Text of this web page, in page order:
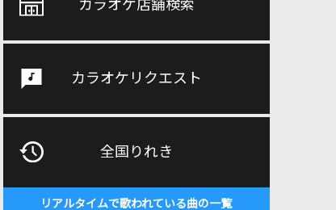
カラオケ店舗検索
カラオケリクエスト
全国りれき
リアルタイムで歌われている曲の一覧